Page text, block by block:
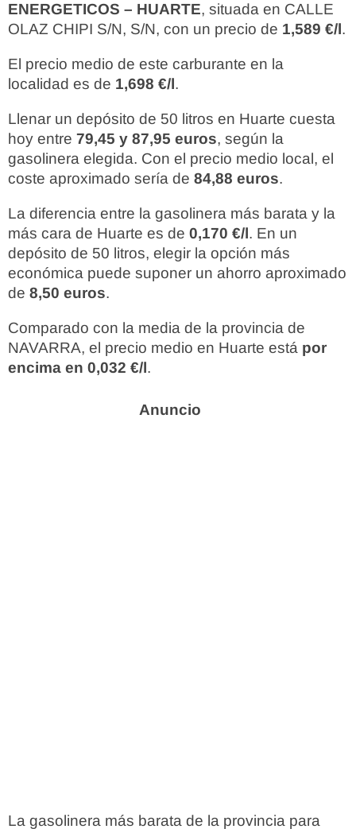
ENERGETICOS – HUARTE, situada en CALLE
OLAZ CHIPI S/N, S/N, con un precio de 1,589 €/l.
El precio medio de este carburante en la
localidad es de 1,698 €/l.
Llenar un depósito de 50 litros en Huarte cuesta
hoy entre 79,45 y 87,95 euros, según la
gasolinera elegida. Con el precio medio local, el
coste aproximado sería de 84,88 euros.
La diferencia entre la gasolinera más barata y la
más cara de Huarte es de 0,170 €/l. En un
depósito de 50 litros, elegir la opción más
económica puede suponer un ahorro aproximado
de 8,50 euros.
Comparado con la media de la provincia de
NAVARRA, el precio medio en Huarte está por
encima en 0,032 €/l.
La gasolinera más barata de la provincia para